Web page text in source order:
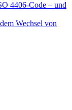
4406-Code – und
Wechsel von